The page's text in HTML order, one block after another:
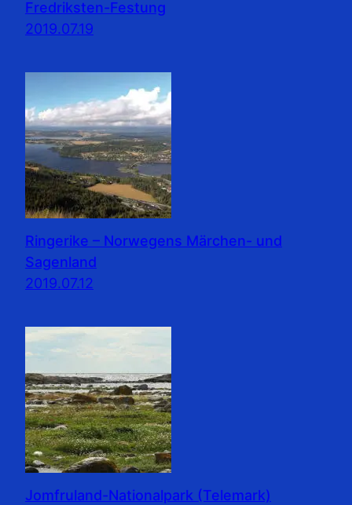
Fredriksten-Festung
2019.07.19
Ringerike – Norwegens Märchen- und
Sagenland
2019.07.12
Jomfruland-Nationalpark (Telemark)